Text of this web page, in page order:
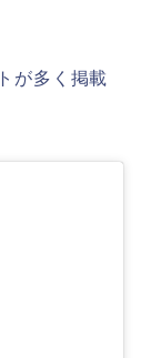
が多く掲載